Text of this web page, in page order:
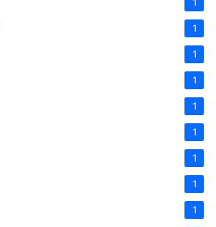
1
1
1
1
1
1
1
1
1